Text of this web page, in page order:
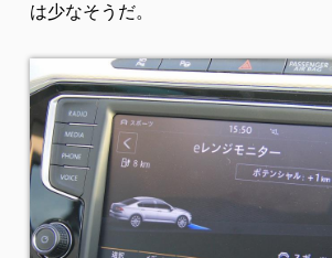
は少なそうだ。